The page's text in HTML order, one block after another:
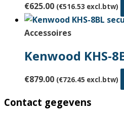
€625.00 (€516.53 excl.btw)
Accessoires
Kenwood KHS-
€879.00 (€726.45 excl.btw)
Contact gegevens